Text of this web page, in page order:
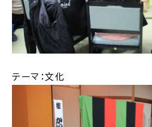
テーマ：文化